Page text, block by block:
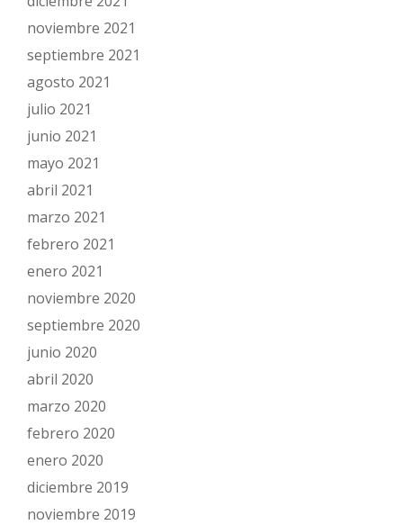
noviembre 2021
septiembre 2021
agosto 2021
julio 2021
junio 2021
mayo 2021
abril 2021
marzo 2021
febrero 2021
enero 2021
noviembre 2020
septiembre 2020
junio 2020
abril 2020
marzo 2020
febrero 2020
enero 2020
diciembre 2019
noviembre 2019